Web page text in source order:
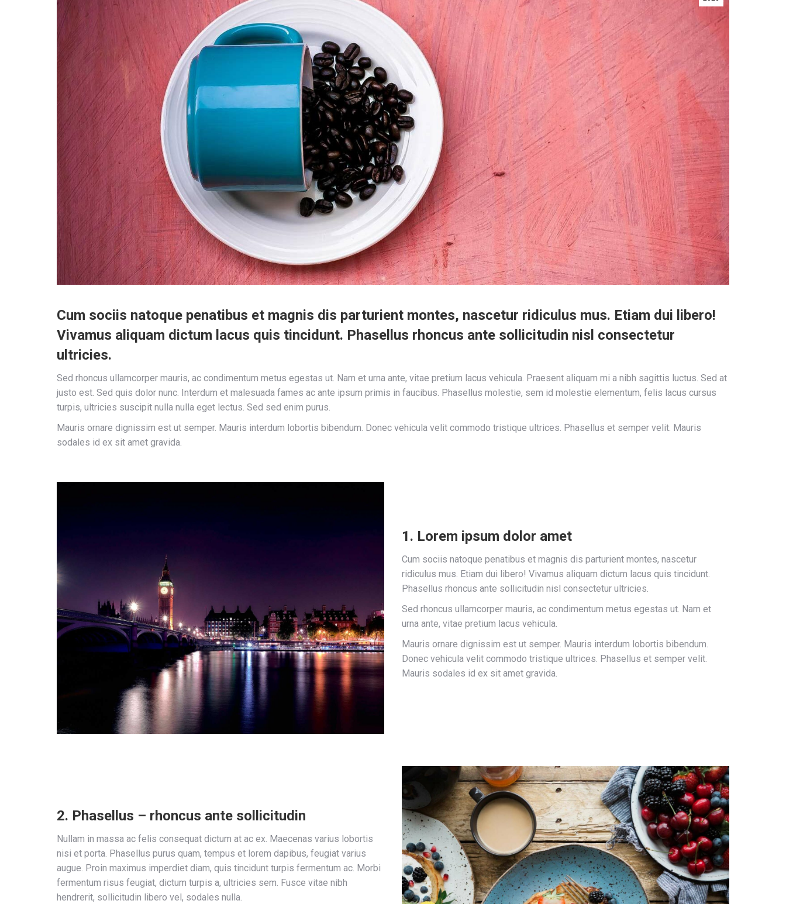
Cum sociis natoque penatibus et magnis dis parturient montes, nascetur ridiculus mus. Etiam dui libero!
Vivamus aliquam dictum lacus quis tincidunt. Phasellus rhoncus ante sollicitudin nisl consectetur
ultricies.
Sed rhoncus ullamcorper mauris, ac condimentum metus egestas ut. Nam et urna ante, vitae pretium lacus vehicula. Praesent aliquam mi a nibh sagittis luctus. Sed at
justo est. Sed quis dolor nunc. Interdum et malesuada fames ac ante ipsum primis in faucibus. Phasellus molestie, sem id molestie elementum, felis lacus cursus
turpis, ultricies suscipit nulla nulla eget lectus. Sed sed enim purus.
Mauris ornare dignissim est ut semper. Mauris interdum lobortis bibendum. Donec vehicula velit commodo tristique ultrices. Phasellus et semper velit. Mauris
sodales id ex sit amet gravida.
1. Lorem ipsum dolor amet
Cum sociis natoque penatibus et magnis dis parturient montes, nascetur
ridiculus mus. Etiam dui libero! Vivamus aliquam dictum lacus quis tincidunt.
Phasellus rhoncus ante sollicitudin nisl consectetur ultricies.
Sed rhoncus ullamcorper mauris, ac condimentum metus egestas ut. Nam et
urna ante, vitae pretium lacus vehicula.
Mauris ornare dignissim est ut semper. Mauris interdum lobortis bibendum.
Donec vehicula velit commodo tristique ultrices. Phasellus et semper velit.
Mauris sodales id ex sit amet gravida.
2. Phasellus – rhoncus ante sollicitudin
Nullam in massa ac felis consequat dictum at ac ex. Maecenas varius lobortis
nisi et porta. Phasellus purus quam, tempus et lorem dapibus, feugiat varius
augue. Proin maximus imperdiet diam, quis tincidunt turpis fermentum ac. Morbi
fermentum risus feugiat, dictum turpis a, ultricies sem. Fusce vitae nibh
hendrerit, sollicitudin libero vel, sodales nulla.